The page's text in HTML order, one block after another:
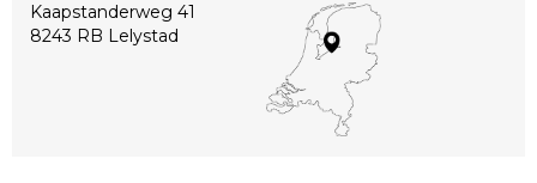
Kaapstanderweg 41
8243 RB Lelystad